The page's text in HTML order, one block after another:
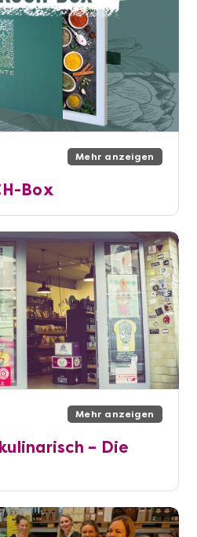
Mehr anzeigen
Box
Mehr anzeigen
– Die